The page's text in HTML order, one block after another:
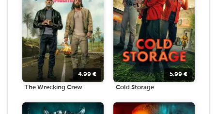
4.99 €
The Wrecking Crew
5.99 €
Cold Storage